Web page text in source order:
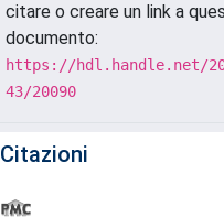
citare o creare un link a
documento:
https://hdl.handle.net/
43/20090
Citazioni